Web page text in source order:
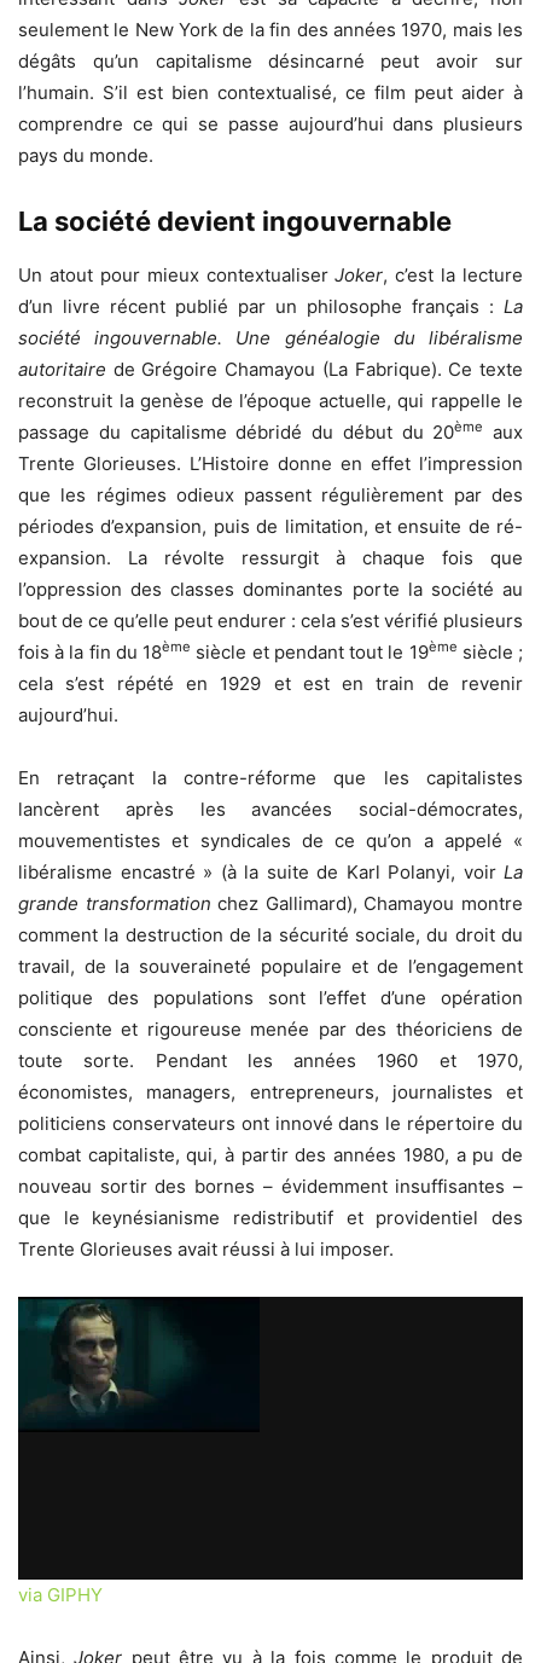
seulement le New York de la fin des années 1970, mais les
dégâts qu’un capitalisme désincarné peut avoir sur
l’humain. S’il est bien contextualisé, ce film peut aider à
comprendre ce qui se passe aujourd’hui dans plusieurs
pays du monde.
La société devient ingouvernable
Un atout pour mieux contextualiserJoker, c’est la lecture
d’un livre récent publié par un philosophe français : La
société ingouvernable. Une généalogie du libéralisme
autoritaire de Grégoire Chamayou (La Fabrique). Ce texte
reconstruit la genèse de l’époque actuelle, qui rappelle le
passage du capitalisme débridé du début du 20ème
aux
Trente Glorieuses. L’Histoire donne en effet l’impression
que les régimes odieux passent régulièrement par des
périodes d’expansion, puis de limitation, et ensuite de ré-
expansion. La révolte ressurgit à chaque fois que
l’oppression des classes dominantes porte la société au
bout de ce qu’elle peut endurer : cela s’est vérifié plusieurs
fois à la fin du 18ème siècle et pendant tout le 19ème siècle ;
cela s’est répété en 1929 et est en train de revenir
aujourd’hui.
En retraçant la contre-réforme que les capitalistes
lancèrent après les avancées social-démocrates,
mouvementistes et syndicales de ce qu’on a appelé «
libéralisme encastré » (à la suite de Karl Polanyi, voir La
grande transformation chez Gallimard), Chamayou montre
comment la destruction de la sécurité sociale, du droit du
travail, de la souveraineté populaire et de l’engagement
politique des populations sont l’effet d’une opération
consciente et rigoureuse menée par des théoriciens de
toute sorte. Pendant les années 1960 et 1970,
économistes, managers, entrepreneurs, journalistes et
politiciens conservateurs ont innové dans le répertoire du
combat capitaliste, qui, à partir des années 1980, a pu de
nouveau sortir des bornes – évidemment insuffisantes –
que le keynésianisme redistributif et providentiel des
Trente Glorieuses avait réussi à lui imposer.
via GIPHY
Ainsi,Joker peut être vu à la fois comme le produit de